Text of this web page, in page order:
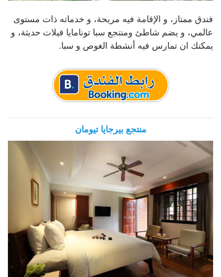
فندق ممتاز، و الإقامة فيه مريحة، و خدماته ذات مستوى
عالمي، و يضم شاطئ ومنتجع سبا تونامايا فيلات حديثة، و
يمكنك ان تمارس فيه أنشطة الغوص و سبا.
منتجع بيرجايا تيومان